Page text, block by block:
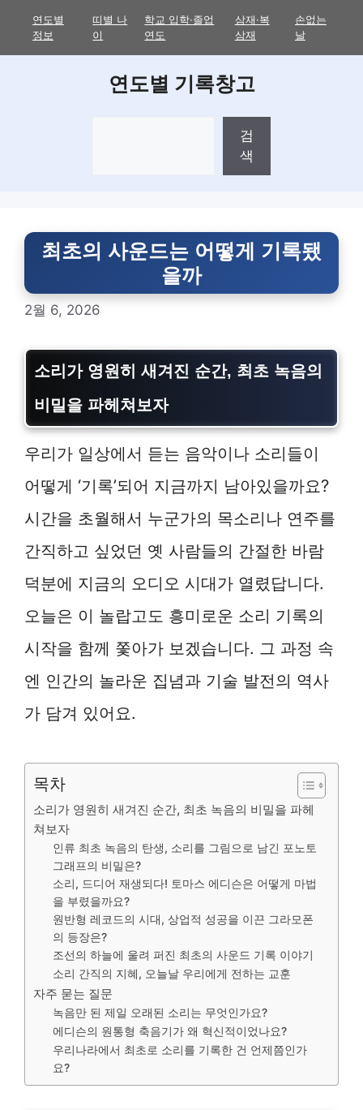
연도별
정보
띠별 나
이
학교 입학·졸업
연도
삼재·복
삼재
손없는
날
연도별 기록창고
검
색
최초의 사운드는 어떻게 기록됐
을까
2월 6, 2026
소리가 영원히 새겨진 순간, 최초 녹음의
비밀을 파헤쳐보자
우리가 일상에서 듣는 음악이나 소리들이
어떻게 ‘기록’되어 지금까지 남아있을까요?
시간을 초월해서 누군가의 목소리나 연주를
간직하고 싶었던 옛 사람들의 간절한 바람
덕분에 지금의 오디오 시대가 열렸답니다.
오늘은 이 놀랍고도 흥미로운 소리 기록의
시작을 함께 쫓아가 보겠습니다. 그 과정 속
엔 인간의 놀라운 집념과 기술 발전의 역사
가 담겨 있어요.
목차
소리가 영원히 새겨진 순간, 최초 녹음의 비밀을 파헤
쳐보자
인류 최초 녹음의 탄생, 소리를 그림으로 남긴 포노토
그래프의 비밀은?
소리, 드디어 재생되다! 토마스 에디슨은 어떻게 마법
을 부렸을까요?
원반형 레코드의 시대, 상업적 성공을 이끈 그라모폰
의 등장은?
조선의 하늘에 울려 퍼진 최초의 사운드 기록 이야기
소리 간직의 지혜, 오늘날 우리에게 전하는 교훈
자주 묻는 질문
녹음만 된 제일 오래된 소리는 무엇인가요?
에디슨의 원통형 축음기가 왜 혁신적이었나요?
우리나라에서 최초로 소리를 기록한 건 언제쯤인가
요?